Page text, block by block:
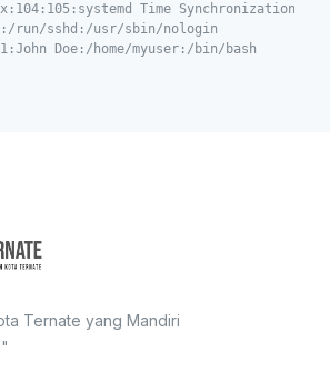
Time
run/sshd:/usr/sbin/nologin
Doe:/home/myuser:/bin/bash
Ternate yang Mandiri